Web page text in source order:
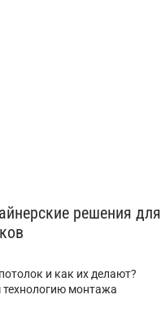
решения для
и как их делают?
монтажа